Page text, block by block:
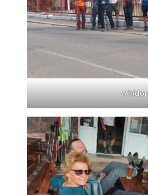
A